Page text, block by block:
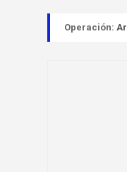
Operación: